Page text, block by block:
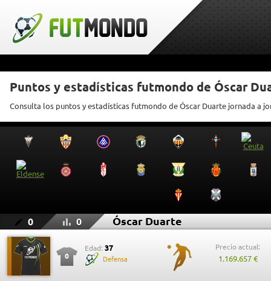
Puntos y estadísticas futmondo de Óscar
Consulta los puntos y estadísticas futmondo de Óscar Duarte jornada a
0 0 Óscar Duarte
0
Edad: 37
Defensa
Precio actual:
1.169.657 €